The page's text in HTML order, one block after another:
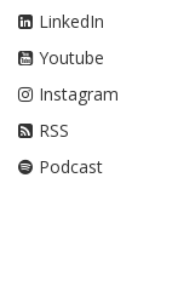
LinkedIn
Youtube
Instagram
RSS
Podcast